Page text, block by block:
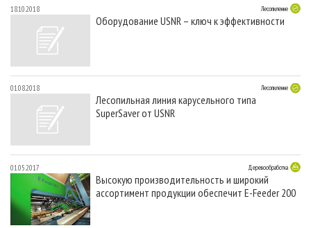
18.10.2018 Лесопиление
Оборудование USNR – ключ к эффективности
01.08.2018 Лесопиление
Лесопильная линия карусельного типа
SuperSaver от USNR
01.05.2017 Деревообработка
Высокую производительность и широкий
ассортимент продукции обеспечит E-Feeder 200